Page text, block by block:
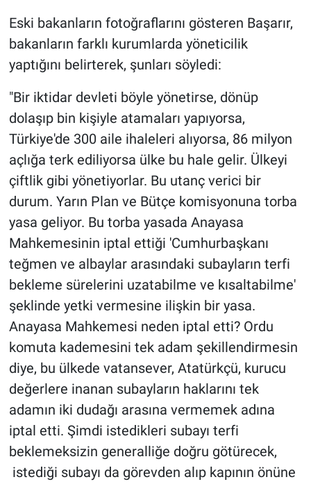
Eski bakanların fotoğraflarını gösteren Başarır,
bakanların farklı kurumlarda yöneticilik
yaptığını belirterek, şunları söyledi:
"Bir iktidar devleti böyle yönetirse, dönüp
dolaşıp bin kişiyle atamaları yapıyorsa,
Türkiye'de 300 aile ihaleleri alıyorsa, 86 milyon
açlığa terk ediliyorsa ülke bu hale gelir. Ülkeyi
çiftlik gibi yönetiyorlar. Bu utanç verici bir
durum. Yarın Plan ve Bütçe komisyonuna torba
yasa geliyor. Bu torba yasada Anayasa
Mahkemesinin iptal ettiği 'Cumhurbaşkanı
teğmen ve albaylar arasındaki subayların terfi
bekleme sürelerini uzatabilme ve kısaltabilme'
şeklinde yetki vermesine ilişkin bir yasa.
Anayasa Mahkemesi neden iptal etti? Ordu
komuta kademesini tek adam şekillendirmesin
diye, bu ülkede vatansever, Atatürkçü, kurucu
değerlere inanan subayların haklarını tek
adamın iki dudağı arasına vermemek adına
iptal etti. Şimdi istedikleri subayı terfi
beklemeksizin generalliğe doğru götürecek,
istediği subayı da görevden alıp kapının önüne
Teknoloji
Türkiye'nin Gündemi
Yerel Gündem
Yerel Yaşam
Canlı Yayın